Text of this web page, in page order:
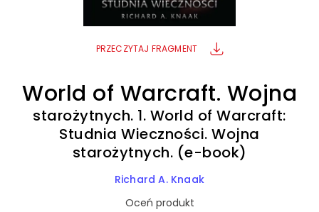
PRZECZYTAJ FRAGMENT
World of Warcraft. Wojna
starożytnych. 1. World of Warcraft:
Studnia Wieczności. Wojna
starożytnych. (e-book)
Richard A. Knaak
Oceń produkt